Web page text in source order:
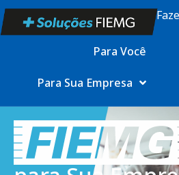
Para Você
Para Sua Empresa